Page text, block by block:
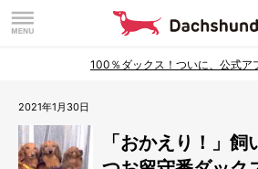
100％ダックス！ついに、公式ア
2021年1月30日
「おかえり！」